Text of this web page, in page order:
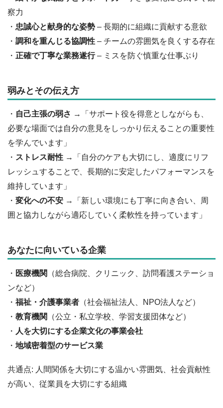
察力
・ 忠誠心と献身的な姿勢 – 長期的に組織に貢献する意欲
・ 調和を重んじる協調性 – チームの雰囲気を良くする存在
・ 正確で丁寧な業務遂行– ミスを防ぐ慎重な仕事ぶり
弱みとその伝え方
・ 自己主張の弱さ →「サポート役を得意としながらも、
必要な場面では自分の意見をしっかり伝えることの重要性
を学んでいます」
・ ストレス耐性 →「自分のケアも大切にし、適度にリフ
レッシュすることで、長期的に安定したパフォーマンスを
維持しています」
・ 変化への不安 →「新しい環境にも丁寧に向き合い、周
囲と協力しながら適応していく柔軟性を持っています」
あなたに向いている企業
・ 医療機関
（総合病院、クリニック、訪問看護ステーショ
ンなど）
・ 福祉・介護事業者 （社会福祉法人、NPO法人など）
・ 教育機関
（公立・私立学校、学習支援団体など）
・ 人を大切にする企業文化の事業会社
・ 地域密着型のサービス業
共通点: 人間関係を大切にする温かい雰囲気、社会貢献性
が高い、従業員を大切にする組織